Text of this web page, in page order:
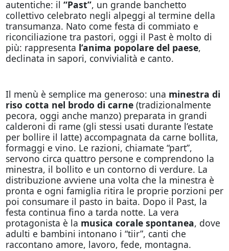
autentiche: il “Past”, un grande banchetto
collettivo celebrato negli alpeggi al termine della
transumanza. Nato come festa di commiato e
riconciliazione tra pastori, oggi il Past è molto di
più: rappresenta l’anima popolare del paese,
declinata in sapori, convivialità e canto.
Il menù è semplice ma generoso: una minestra di
riso cotta nel brodo di carne(tradizionalmente
pecora, oggi anche manzo) preparata in grandi
calderoni di rame (gli stessi usati durante l’estate
per bollire il latte) accompagnata da carne bollita,
formaggi e vino. Le razioni, chiamate “part”,
servono circa quattro persone e comprendono la
minestra, il bollito e un contorno di verdure. La
distribuzione avviene una volta che la minestra è
pronta e ogni famiglia ritira le proprie porzioni per
poi consumare il pasto in baita. Dopo il Past, la
festa continua fino a tarda notte. La vera
protagonista è la musica corale spontanea, dove
adulti e bambini intonano i “tiir”, canti che
raccontano amore, lavoro, fede, montagna.